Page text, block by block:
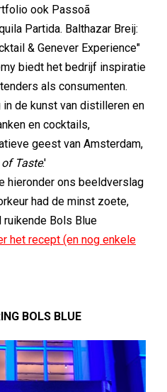
ook Passoã
Partida. Balthazar Breij:
& Genever Experience"
biedt het bedrijf inspiratie
als consumenten.
in de kunst van distilleren en
en cocktails,
geest van Amsterdam,
Taste.'
hieronder ons beeldverslag
had de minst zoete,
ruikende Bols Blue
het recept (en nog enkele
BOLS BLUE